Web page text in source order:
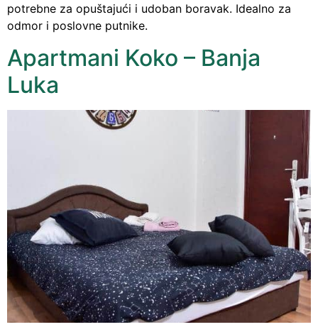
potrebne za opuštajući i udoban boravak. Idealno za
odmor i poslovne putnike.
Apartmani Koko – Banja
Luka